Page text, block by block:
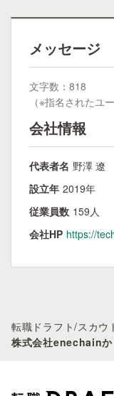
メッセージ
文字数：818
（※指名されたユ
会社情報
代表者名 野澤 遼
設立年 2019年
従業員数 159人
会社HP https://
転職ドラフト/スカウ
株式会社enechainか